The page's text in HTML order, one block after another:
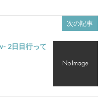
次の記事
2日目行って